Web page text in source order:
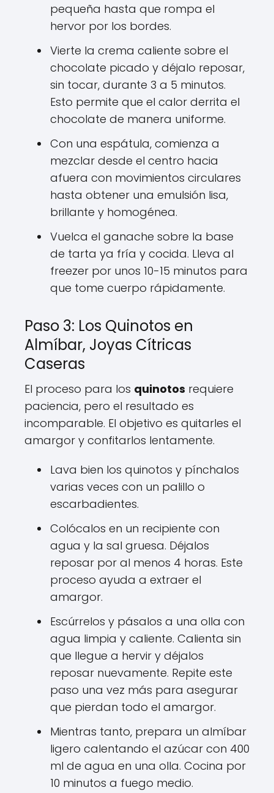
pequeña hasta que rompa el
hervor por los bordes.
Vierte la crema caliente sobre el
chocolate picado y déjalo reposar,
sin tocar, durante 3 a 5 minutos.
Esto permite que el calor derrita el
chocolate de manera uniforme.
Con una espátula, comienza a
mezclar desde el centro hacia
afuera con movimientos circulares
hasta obtener una emulsión lisa,
brillante y homogénea.
Vuelca el ganache sobre la base
de tarta ya fría y cocida. Lleva al
freezer por unos 10-15 minutos para
que tome cuerpo rápidamente.
Paso 3: Los Quinotos en
Almíbar, Joyas Cítricas
Caseras
El proceso para los quinotos requiere
paciencia, pero el resultado es
incomparable. El objetivo es quitarles el
amargor y confitarlos lentamente.
Lava bien los quinotos y pínchalos
varias veces con un palillo o
escarbadientes.
Colócalos en un recipiente con
agua y la sal gruesa. Déjalos
reposar por al menos 4 horas. Este
proceso ayuda a extraer el
amargor.
Escúrrelos y pásalos a una olla con
agua limpia y caliente. Calienta sin
que llegue a hervir y déjalos
reposar nuevamente. Repite este
paso una vez más para asegurar
que pierdan todo el amargor.
Mientras tanto, prepara un almíbar
ligero calentando el azúcar con 400
ml de agua en una olla. Cocina por
10 minutos a fuego medio.